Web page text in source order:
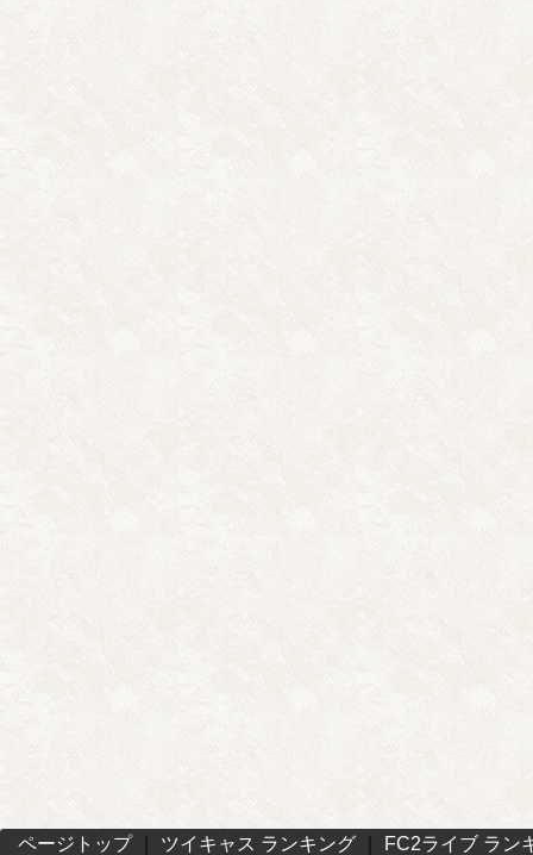
ページトップ｜ ツイキャス ランキング FC2ライブ ラン